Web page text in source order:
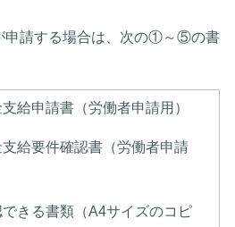
申請する場合は、次の①～⑤の書
給申請書（労働者申請用）
給要件確認書（労働者申請
きる書類（A4サイズのコピ